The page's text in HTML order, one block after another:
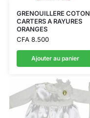
GRENOUILLERE COTON
CARTERS A RAYURES
ORANGES
CFA8.500
Ajouter au panier